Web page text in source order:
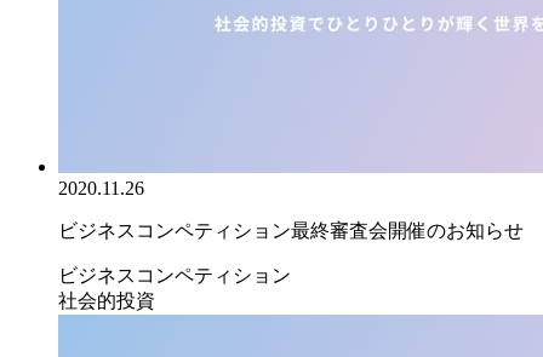
2020.11.26
ビジネスコンペティション最終審査会開催のお知らせ
ビジネスコンペティション
社会的投資